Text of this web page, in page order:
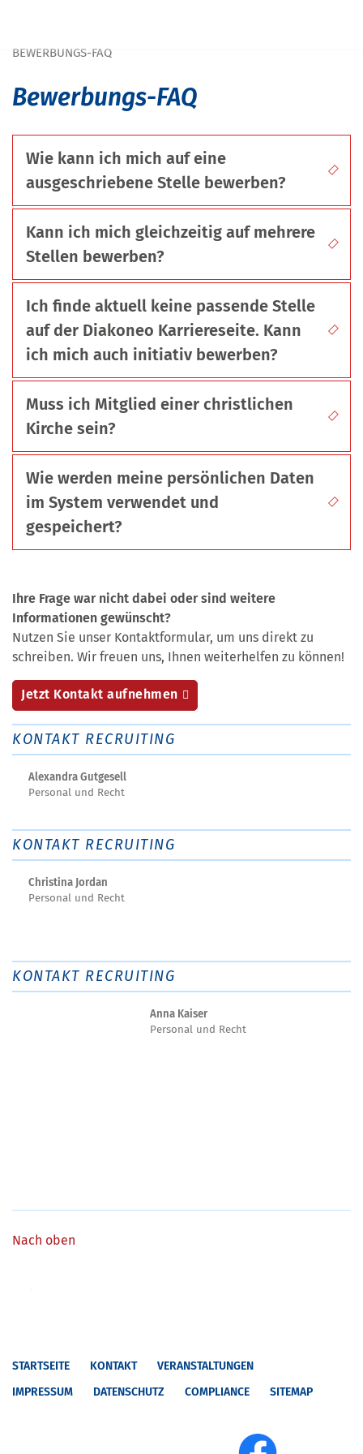
BEWERBUNGS-FAQ
Bewerbungs-FAQ
Wie kann ich mich auf eine
ausgeschriebene Stelle bewerben?
Kann ich mich gleichzeitig auf mehrere
Stellen bewerben?
Ich finde aktuell keine passende Stelle
auf der Diakoneo Karriereseite. Kann
ich mich auch initiativ bewerben?
Muss ich Mitglied einer christlichen
Kirche sein?
Wie werden meine persönlichen Daten
im System verwendet und
gespeichert?
Ihre Frage war nicht dabei oder sind weitere
Informationen gewünscht?
Nutzen Sie unser Kontaktformular, um uns direkt zu
schreiben. Wir freuen uns, Ihnen weiterhelfen zu können!
Jetzt Kontakt aufnehmen
KONTAKT RECRUITING
Alexandra Gutgesell
Personal und Recht
KONTAKT RECRUITING
Christina Jordan
Personal und Recht
KONTAKT RECRUITING
Anna Kaiser
Personal und Recht
Nach oben
STARTSEITE KONTAKT
VERANSTALTUNGEN
IMPRESSUM
DATENSCHUTZ COMPLIANCE SITEMAP